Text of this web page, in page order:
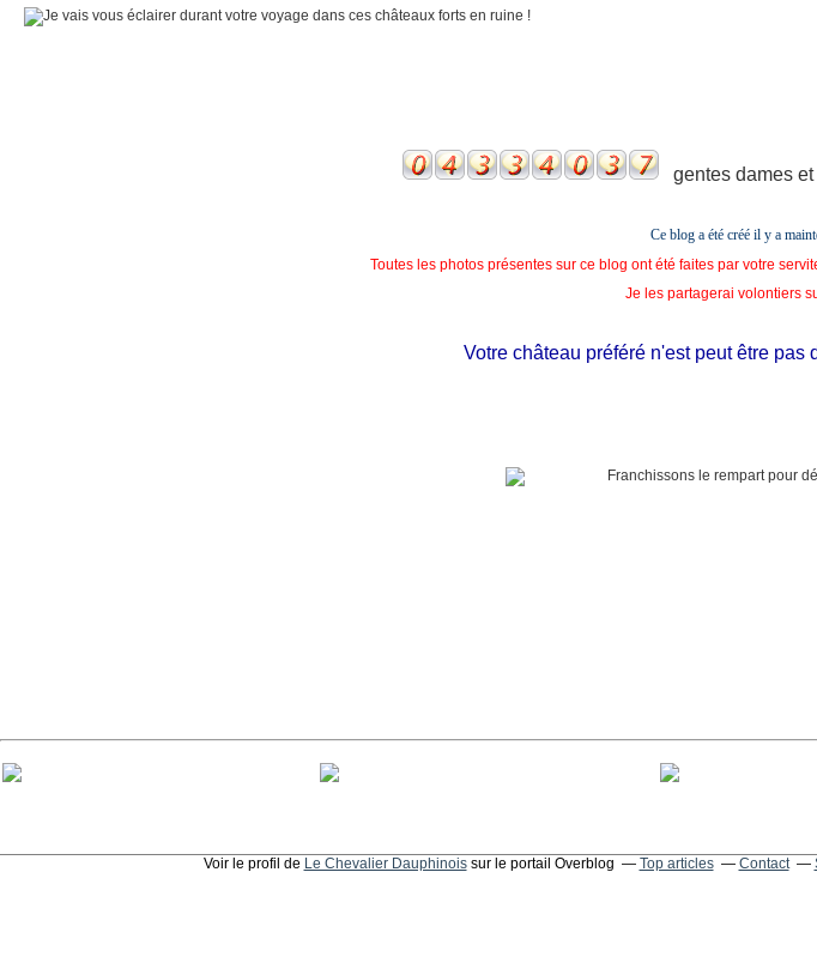
gentes dames
Ce blog a été créé il y a
Toutes les photos présentes sur ce blog ont été faites par votre
Je les partagerai volontiers
Votre château préféré n'est peut être pas
Voir le profil de Le Chevalier Dauphinoissur le portail Overblog Top articles Contact